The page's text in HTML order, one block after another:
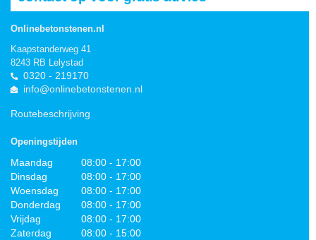
Onlinebetonstenen.nl
Kaapstanderweg 41
8243 RB Lelystad
0320 - 219170
info@onlinebetonstenen.nl
Routebeschrijving
Openingstijden
Maandag
08:00 - 17:00
Dinsdag
08:00 - 17:00
Woensdag
08:00 - 17:00
Donderdag
08:00 - 17:00
Vrijdag
08:00 - 17:00
Zaterdag
08:00 - 15:00